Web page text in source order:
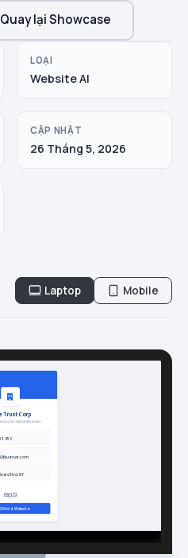
Quay lại Showcase
LOẠI
Website AI
CẬP NHẬT
26 Tháng 5, 2026
Laptop Mobile